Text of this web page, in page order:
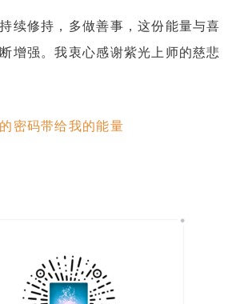
续修持，多做善事，这份能量与喜
增强。我衷心感谢紫光上师的慈悲
密码带给我的能量